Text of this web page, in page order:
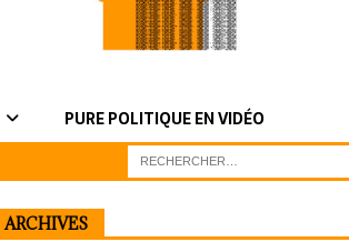
PURE POLITIQUE EN VIDÉO
ARCHIVES